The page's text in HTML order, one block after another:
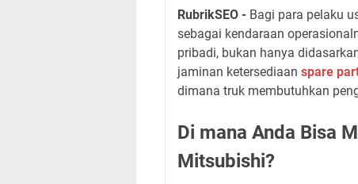
RubrikSEO - Bagi para pelaku
sebagai kendaraan
pribadi, bukan hanya
jaminan ketersediaan spare
dimana truk membutuhkan
Di mana Anda Bisa
Mitsubishi?